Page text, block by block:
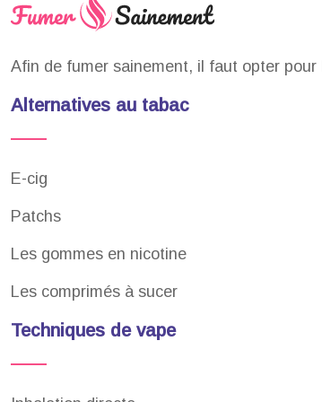
Afin de fumer sainement, il faut opter
Alternatives au tabac
E-cig
Patchs
Les gommes en nicotine
Les comprimés à sucer
Techniques de vape